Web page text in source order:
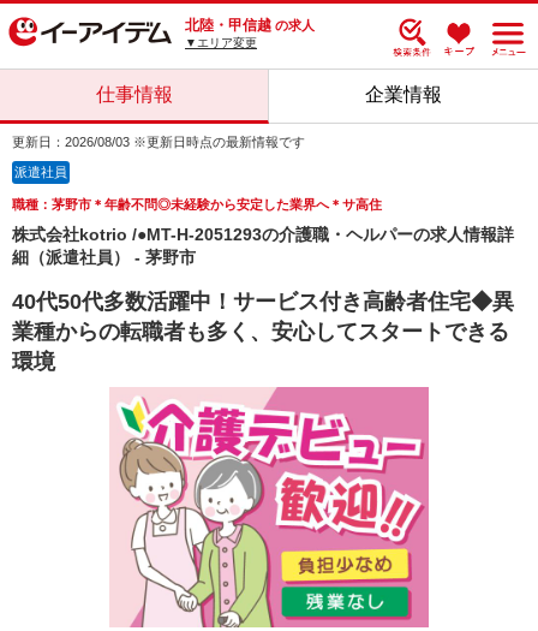
北陸・甲信越 の求人
▼エリア変更
仕事情報 企業情報
更新日：2026/08/03 ※更新日時点の最新情報です
派遣社員
職種：茅野市＊年齢不問◎未経験から安定した業界へ＊サ高住
株式会社kotrio /●MT-H-2051293の介護職・ヘルパーの求人情報詳
細（派遣社員） - 茅野市
40代50代多数活躍中！サービス付き高齢者住宅◆異
業種からの転職者も多く、安心してスタートできる
環境